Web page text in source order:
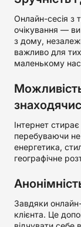
Онлайн-сесія з
очікування —
з дому,
важливо для
маленькому
Інтернет
перебуваючи
енергетика,
географічне
Завдяки
клієнта. Це